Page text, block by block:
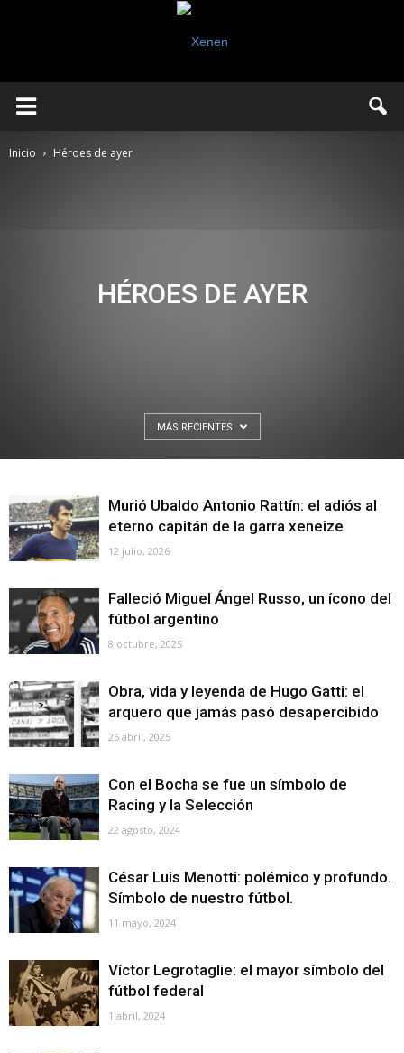
Inicio Héroes de ayer
HÉROES DE AYER
MÁS RECIENTES
Murió Ubaldo Antonio Rattín: el adiós al
eterno capitán de la garra xeneize
12 julio, 2026
Falleció Miguel Ángel Russo, un ícono del
fútbol argentino
8 octubre, 2025
Obra, vida y leyenda de Hugo Gatti: el
arquero que jamás pasó desapercibido
26 abril, 2025
Con el Bocha se fue un símbolo de
Racing y la Selección
22 agosto, 2024
César Luis Menotti: polémico y profundo.
Símbolo de nuestro fútbol.
11 mayo, 2024
Víctor Legrotaglie: el mayor símbolo del
fútbol federal
1 abril, 2024